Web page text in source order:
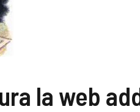
la web